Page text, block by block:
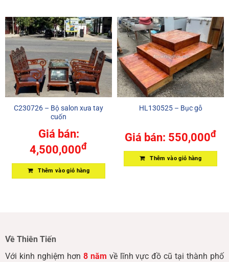
C230726 – Bộ salon xưa tay
cuốn
Giá bán:
4,500,000đ
Thêm vào giỏ hàng
HL130525 – Bục gỗ
Giá bán: 550,000đ
Thêm vào giỏ hàng
Về Thiên Tiến
Với kinh nghiệm hơn 8 năm về lĩnh vực đồ cũ tại thành phố